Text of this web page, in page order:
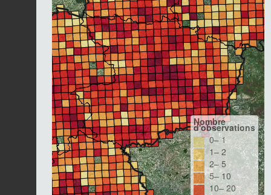
Nombre
d'observations
0– 1
1– 2
2– 5
5– 10
10– 20